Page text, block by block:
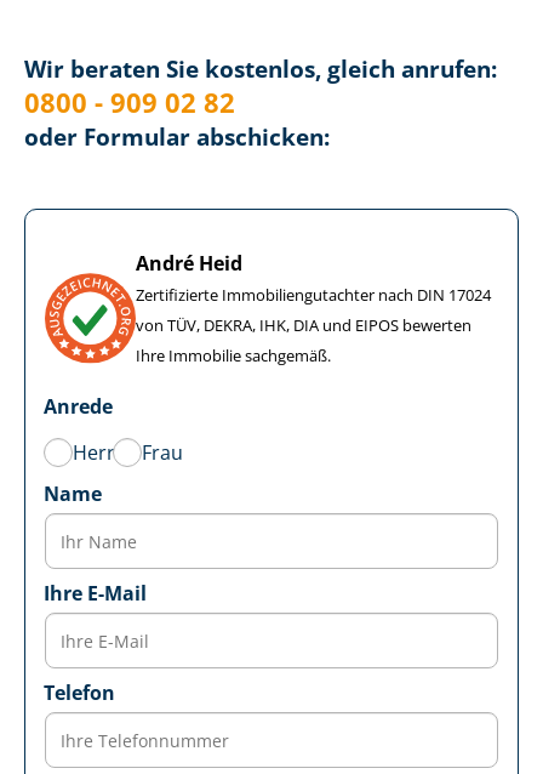
Wir beraten Sie kostenlos, gleich anrufen:
0800 - 909 02 82
oder Formular abschicken:
André Heid
Zertifizierte Im­mo­bi­li­en­gut­ach­ter nach DIN 17024
von TÜV, DEKRA, IHK, DIA und EIPOS bewerten
Ihre Immobilie sachgemäß.
Anrede
Herr
Frau
Name
Ihre E-Mail
Telefon